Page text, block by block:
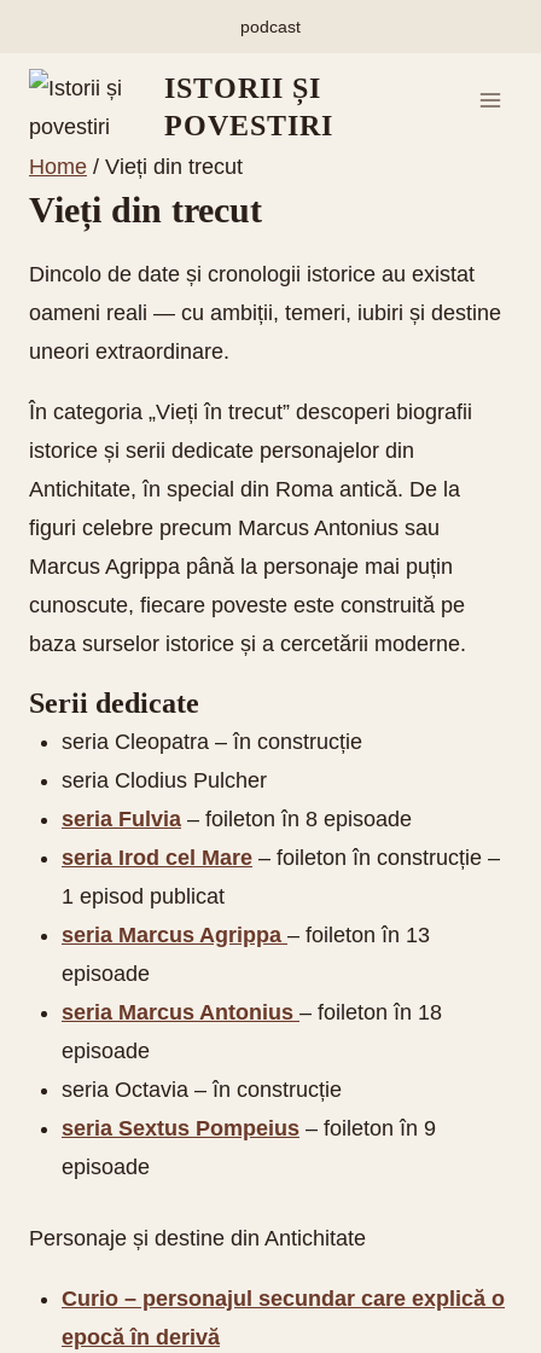
content
podcast
ISTORII ȘI
POVESTIRI
Home / Vieți din trecut
Vieți din trecut
Dincolo de date și cronologii istorice au existat
oameni reali — cu ambiții, temeri, iubiri și destine
uneori extraordinare.
În categoria „Vieți în trecut” descoperi biografii
istorice și serii dedicate personajelor din
Antichitate, în special din Roma antică. De la
figuri celebre precum Marcus Antonius sau
Marcus Agrippa până la personaje mai puțin
cunoscute, fiecare poveste este construită pe
baza surselor istorice și a cercetării moderne.
Serii dedicate
seria Cleopatra – în construcție
seria Clodius Pulcher
seria Fulvia – foileton în 8 episoade
seria Irod cel Mare – foileton în construcție –
1 episod publicat
seria Marcus Agrippa – foileton în 13
episoade
seria Marcus Antonius – foileton în 18
episoade
seria Octavia – în construcție
seria Sextus Pompeius – foileton în 9
episoade
Personaje și destine din Antichitate
Curio – personajul secundar care explică o
epocă în derivă